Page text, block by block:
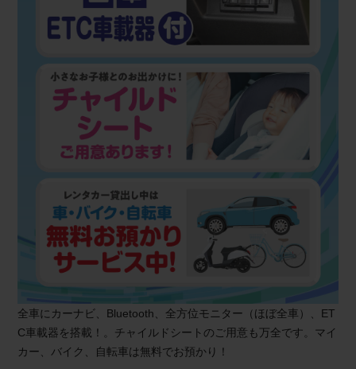
全車にカーナビ、Bluetooth、全方位モニター（ほぼ全車）、ET
C車載器を搭載！。チャイルドシートのご用意も万全です。マイ
カー、バイク、自転車は無料でお預かり！